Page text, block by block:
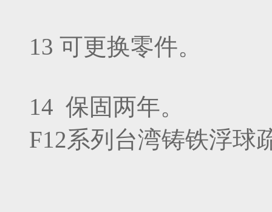
13 可更换零件。
14 保固两年。
F12系列台湾铸铁浮球